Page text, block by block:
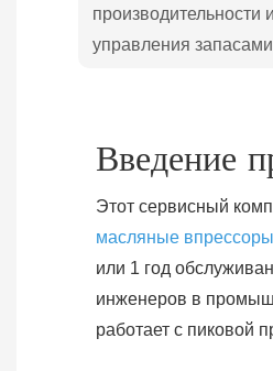
производительности
управления
Введение
Этот сервисный
масляные
или 1 год
инженеров в
работает с пиковой